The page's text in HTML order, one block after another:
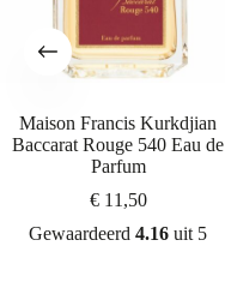
Maison Francis Kurkdjian
Baccarat Rouge 540 Eau de
Parfum
€11,50
Gewaardeerd4.16 uit 5